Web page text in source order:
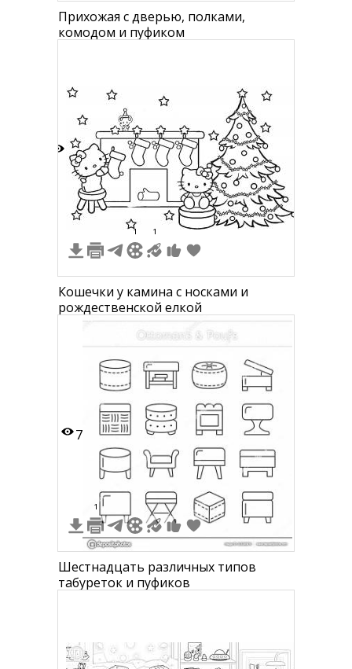
Прихожая с дверью, полками,
комодом и пуфиком
1 1
Кошечки у камина с носками и
рождественской елкой
7
1
Шестнадцать различных типов
табуреток и пуфиков